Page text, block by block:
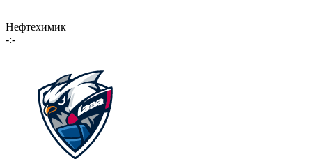
Нефтехимик
-:-